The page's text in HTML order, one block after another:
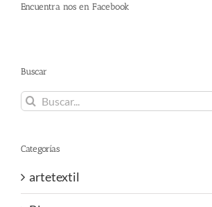
Encuentra nos en Facebook
Buscar
Buscar:
Categorías
artetextil